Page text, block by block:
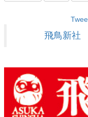
飛鳥新社